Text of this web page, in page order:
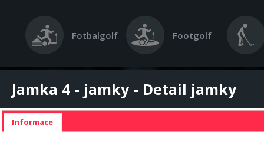
Fotbalgolf Footgolf
Jamka 4 - jamky - Detail jamky
Informace